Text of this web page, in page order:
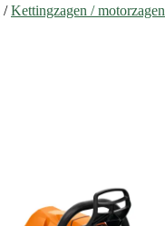
/Kettingzagen / motorzagen